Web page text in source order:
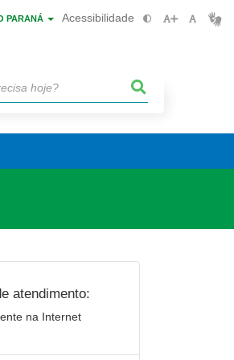
PARANÁ Acessibilidade
atendimento:
na Internet